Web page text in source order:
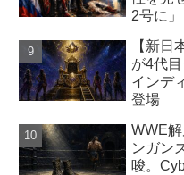
2号に」
【新日
が4代
インデ
登場
WWE
ンガン
唆。